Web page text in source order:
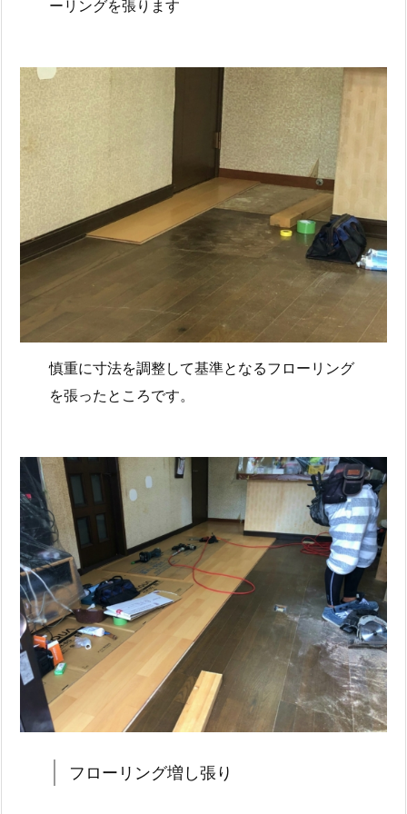
ーリングを張ります
慎重に寸法を調整して基準となるフローリング
を張ったところです。
フローリング増し張り